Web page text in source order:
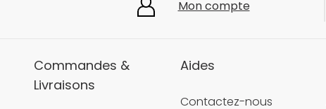
Mon compte
Commandes &
Livraisons
Aides
Contactez-nous